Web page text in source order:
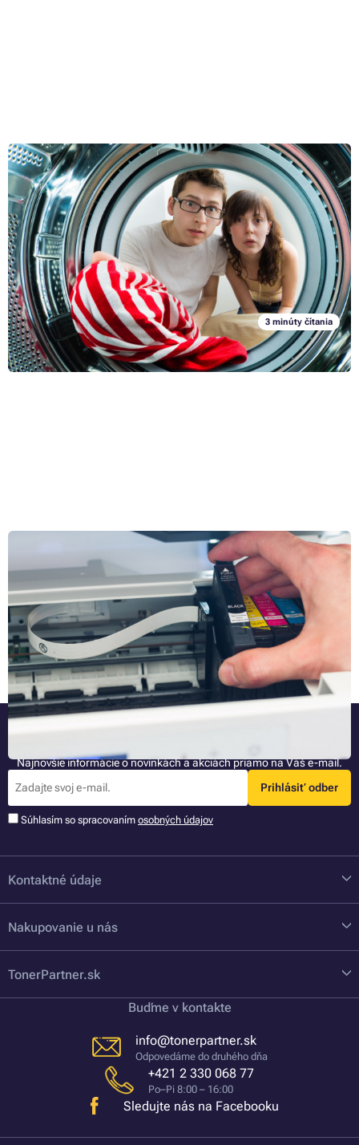
Nehoda s náplňou do tlačiarne: Ako dostať z oblečenia
toner alebo atrament
Pokiaľ ste niekedy vlastnoručne menili náplň v tlačiarni, podstúpili ste
riziko postriekania odevu atramentom z cartridge, prípadne
znečistenie tonerovým prachom. Keď sa vám podobná nehoda stane,
je celkom jedno, či je na vine nešetrná manipulácia, alebo vada z
výroby. Na prvom mieste býva väčšinou snaha zachrániť obľúbený kus
šatníka. V nasledujúcom článku vám poradíme, ako šetrne odstrániť
z oblečenia toner či atrament.
Celý článok »
3 minúty čítania
Čo s použitým tonerom do tlačiarne? Renovácia aj nový
chodník
Ďalší prázdny cartridge... Než prázdnu náplň do tlačiarne vyhodíte,
zamyslite sa, či ju nemôžete ešte využiť. Ako ju úspešne recyklovať,
kde našli pre tonery nové uplatnenie a kam prázdne náplne nakoniec
vyhodiť, keď predsa len doslúžia?
Celý článok »
Najnovšie informácie o novinkách a akciách priamo na Váš e-mail.
Prihlásiť odber
Súhlasím so spracovaním osobných údajov
Kontaktné údaje
Nakupovanie u nás
TonerPartner.sk
Buďme v kontakte
info@tonerpartner.sk
Odpovedáme do druhého dňa
+421 2 330 068 77
Po–Pi 8:00 – 16:00
Sledujte nás na Facebooku